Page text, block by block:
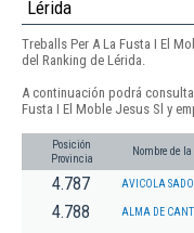
Lérida
Treballs Per A La Fusta I El
del Ranking de Lérida.
A continuación podrá
Fusta I El Moble Jesus Sl y
Posición
Provincia
Nombre de
4.787 AVICOLA
4.788 ALMA DE